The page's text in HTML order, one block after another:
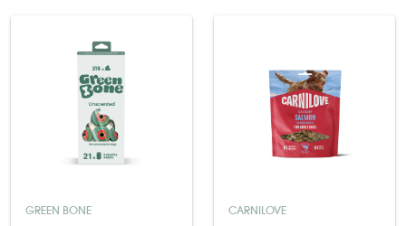
GREEN BONE CARNILOVE